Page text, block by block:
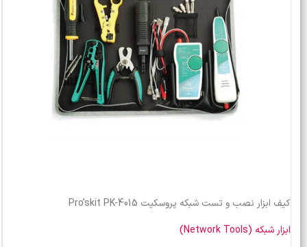
کیف ابزار نصب و تست شبکه پروسکیت Pro’skit PK-4015
ابزار شبکه (Network Tools)